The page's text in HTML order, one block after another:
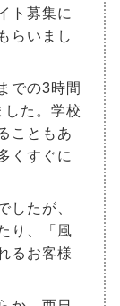
ト募集に
らいまし
での3時間
した。学校
こともあ
くすぐに
したが、
り、「風
るお客様